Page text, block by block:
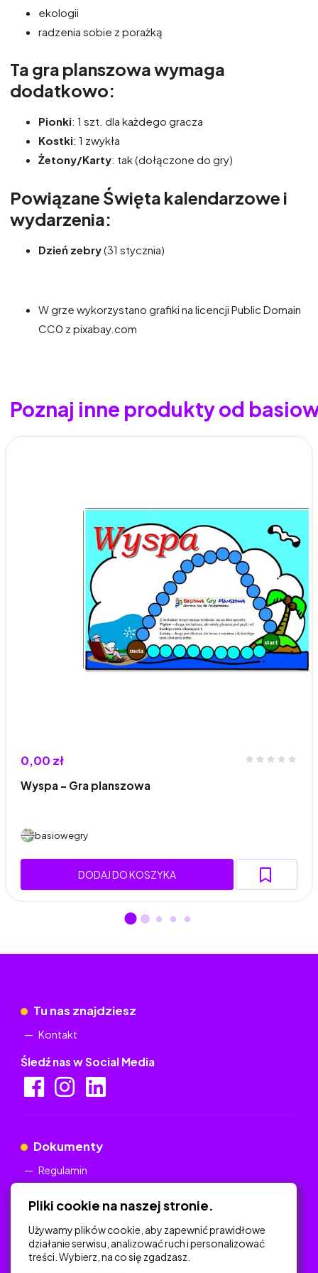
ekologii
radzenia sobie z porażką
Ta gra planszowa wymaga
dodatkowo:
Pionki: 1 szt. dla każdego gracza
Kostki: 1 zwykła
Żetony/Karty: tak (dołączone do gry)
Powiązane Święta kalendarzowe i
wydarzenia:
Dzień zebry(31 stycznia)
W grze wykorzystano grafiki na licencji Public Domain
CC0 z pixabay.com
Poznaj inne produkty od
0,00 zł
Wyspa – Gra planszowa
basiowegry
DODAJ DO KOSZYKA
Tu nas znajdziesz
Kontakt
Śledź nas w Social Media
Dokumenty
Regulamin
Na skróty
Pliki cookie na naszej stronie.
Używamy plików cookie, aby zapewnić prawidłowe
działanie serwisu, analizować ruch i personalizować
treści. Wybierz, na co się zgadzasz.